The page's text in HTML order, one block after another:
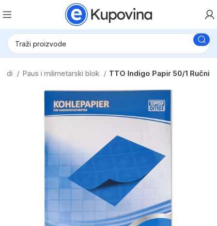
Paus i milimetarski blok TTO Indigo Papir 50/1 Ručni